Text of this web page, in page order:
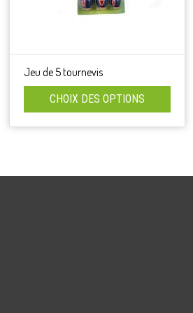
Jeu de 5 tournevis
CHOIX DES OPTIONS